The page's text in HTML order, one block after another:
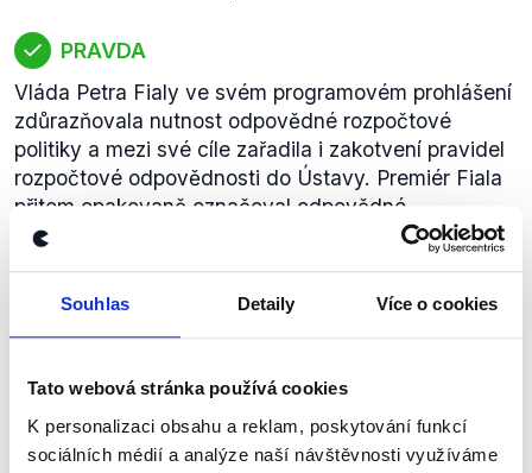
Souhlas Detaily Více o cookies
Tato webová stránka používá cookies
K personalizaci obsahu a reklam, poskytování funkcí
sociálních médií a analýze naší návštěvnosti využíváme
PRAVDA
Vláda Petra Fialy ve svém programovém prohlášení
zdůrazňovala nutnost odpovědné rozpočtové
politiky a mezi své cíle zařadila i zakotvení pravidel
rozpočtové odpovědnosti do Ústavy. Premiér Fiala
přitom opakovaně označoval odpovědné
hospodaření za prioritu kabinetu.
zobrazit celé odůvodnění
ANO
Alena
infrastruktuře (v návrhu státního
rozpočtu na rok 2026,
pozn. Demagog.cz).